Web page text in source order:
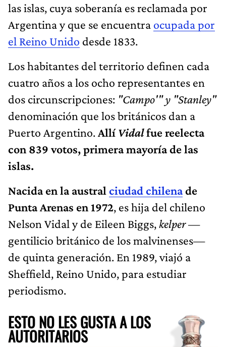
las islas, cuya soberanía es reclamada por
Argentina y que se encuentra ocupada por
el Reino Unido desde 1833.
Los habitantes del territorio definen cada
cuatro años a los ocho representantes en
dos circunscripciones: "Campo'" y "Stanley"
denominación que los británicos dan a
Puerto Argentino.AllíVidalfue reelecta
con 839 votos, primera mayoría de las
islas.
Nacida en la austral ciudad chilenade
Punta Arenas en 1972, es hija del chileno
Nelson Vidal y de Eileen Biggs, kelper—
gentilicio británico de los malvinenses—
de quinta generación. En 1989, viajó a
Sheffield, Reino Unido, para estudiar
periodismo.
ESTO NO LES GUSTA A LOS
AUTORITARIOS